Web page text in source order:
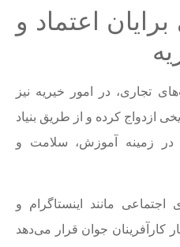
اعتماد و
تجاری، در امور خیریه نیز
ازدواج کرده و از طریق بنیاد
در زمینه آموزش، سلامت و
مانند اینستاگرام و
کارآفرینان جوان قرار می‌دهد